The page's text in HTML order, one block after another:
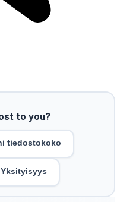
to you?
tiedostokoko
Yksityisyys